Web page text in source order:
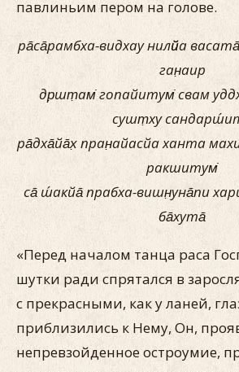
павлиньим пером на голове.
ра̄са̄рамбха-видхау нилӣйа
ган̣аир
др̣шт̣ам̇ гопайитум̇ свам
сушт̣ху
ра̄дха̄йа̄х̣ пран̣айасйа ханта
ракшитум̇
са̄ ш́акйа̄ прабха-вишн̣уна̄пи
ба̄хута̄
«Перед началом танца раса
шутки ради спрятался в
с прекрасными, как у ланей,
приблизились к Нему, Он,
непревзойденное остроумие,